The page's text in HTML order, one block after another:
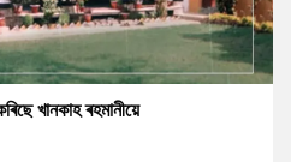
খানকাহ ৰহমানীয়ে